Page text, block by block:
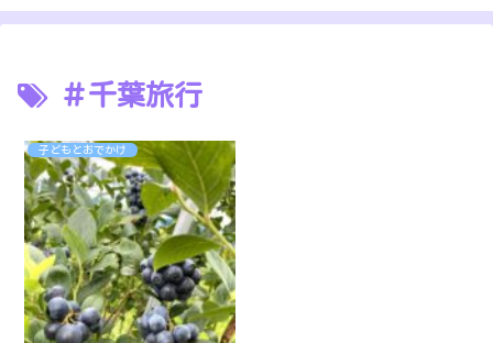
＃千葉旅行
子どもとおでかけ